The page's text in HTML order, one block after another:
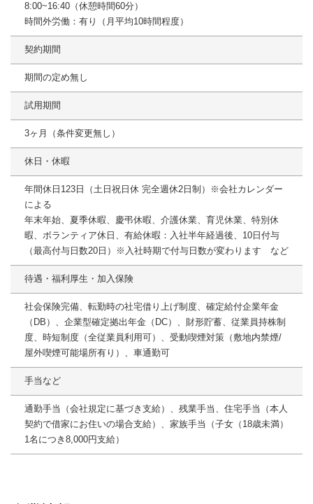
8:00~16:40（休憩時間60分）
時間外労働：有り（月平均10時間程度）
契約期間
期間の定め無し
試用期間
3ヶ月（条件変更無し）
休日・休暇
年間休日123日（土日祝日休 完全週休2日制）※会社カレンダー
による
年末年始、夏季休暇、慶弔休暇、介護休業、育児休業、特別休
暇、ボランティア休日、有給休暇：入社半年経過後、10日付与
（最高付与日数20日）※入社時期で付与日数が変わります など
待遇・福利厚生・加入保険
社会保険完備、転勤時の社宅借り上げ制度、確定給付企業年金
（DB）、企業型確定拠出年金（DC）、財形貯蓄、従業員持株制
度、時短制度（全従業員利用可）、受動喫煙対策（敷地内禁煙/
屋外喫煙可能場所有り）、車通勤可
手当など
通勤手当（会社規定に基づき支給）、残業手当、住宅手当（本人
契約で借家にお住いの場合支給）、家族手当（子女（18歳未満）
1名につき8,000円支給）